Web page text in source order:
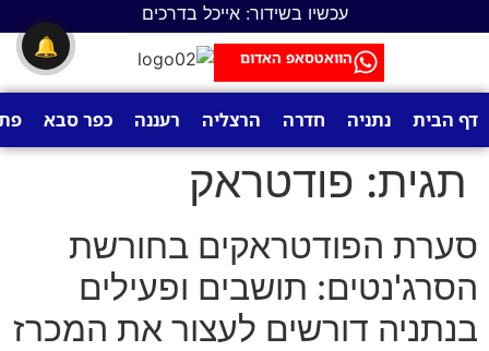
עכשיו בשידור: אייכל בדרכים
הוואטסאפ האדום
דף הבית נתניה חדרה הרצליה רעננה כפר סבא
תגית: פודטראק
סערת הפודטראקים בחורשת
הסרג'נטים: תושבים ופעילים
בנתניה דורשים לעצור את המכרז
🔔